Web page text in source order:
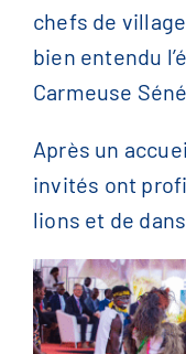
chefs de
bien entendu
Carmeuse
Après un
invités ont
lions et de